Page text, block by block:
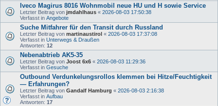
Iveco Magirus 8016 Wohnmobil neue HU und H sowie Service
Letzter Beitrag von jmdahlhaus « 2026-08-03 17:50:38
Verfasst in Angebote
Suche Mitfahrer für den Transit durch Russland
Letzter Beitrag von martinaustirol « 2026-08-03 17:37:08
Verfasst in Unterwegs & Draußen
Antworten: 12
Nebenabtrieb AK5-35
Letzter Beitrag von Joost 6x6 « 2026-08-03 11:29:36
Verfasst in Gesuche
Outbound Verdunkelungsrollos klemmen bei Hitze/Feuchtigkeit
— Erfahrungen?
Letzter Beitrag von Gandalf Hamburg « 2026-08-03 2:16:38
Verfasst in Aufbau
Antworten: 17